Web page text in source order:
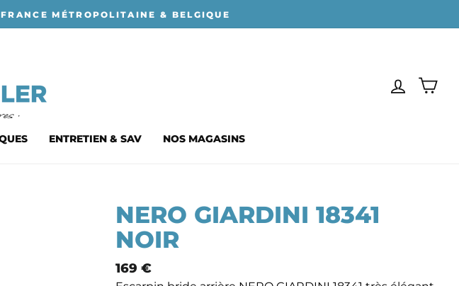
MÉTROPOLITAINE & BELGIQUE
SE
ENTRETIEN & SAV NOS MAGASINS
NERO GIARDINI 18341
NOIR
Prix
169 €